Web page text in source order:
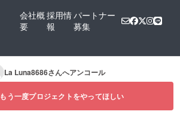
会社概
要
採用情
報
パートナー
募集
La Luna8686さんへアンコール
もう一度プロジェクトをやってほしい